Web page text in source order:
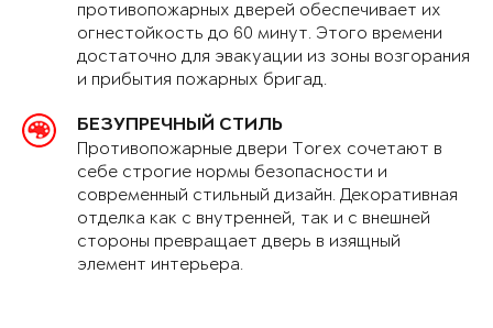
противопожарных дверей обеспечивает их
огнестойкость до 60 минут. Этого времени
достаточно для эвакуации из зоны возгорания
и прибытия пожарных бригад.
БЕЗУПРЕЧНЫЙ СТИЛЬ
Противопожарные двери Torex сочетают в
себе строгие нормы безопасности и
современный стильный дизайн. Декоративная
отделка как с внутренней, так и с внешней
стороны превращает дверь в изящный
элемент интерьера.